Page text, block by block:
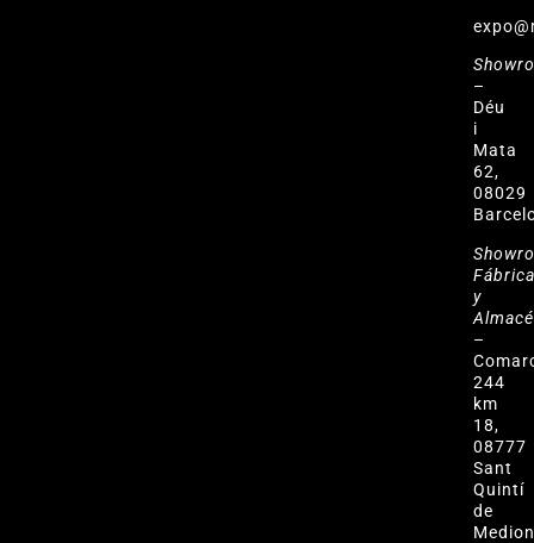
–
Déu
i
Mata
62,
08029
y
–
244
km
18,
08777
Sant
Quintí
de